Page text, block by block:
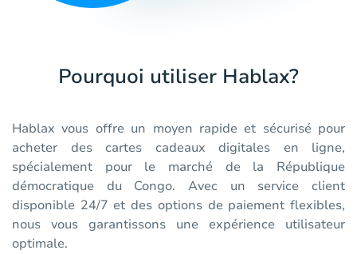
Pourquoi utiliser Hablax?
Hablax vous offre un moyen rapide et sécurisé pour
acheter des cartes cadeaux digitales en ligne,
spécialement pour le marché de la République
démocratique du Congo. Avec un service client
disponible 24/7 et des options de paiement flexibles,
nous vous garantissons une expérience utilisateur
optimale.